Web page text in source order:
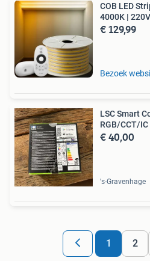
COB LED
4000K |
€ 129,99
Bezoek
LSC Smart
RGB/CCT/
€ 40,00
's-Gravenhage
1 2